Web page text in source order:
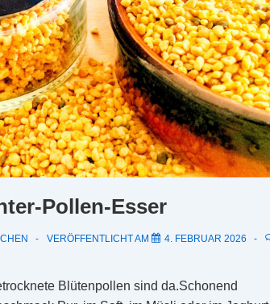
Pollen-Esser
VERÖFFENTLICHT AM
4. FEBRUAR 2026
Blütenpollen sind da.Schonend